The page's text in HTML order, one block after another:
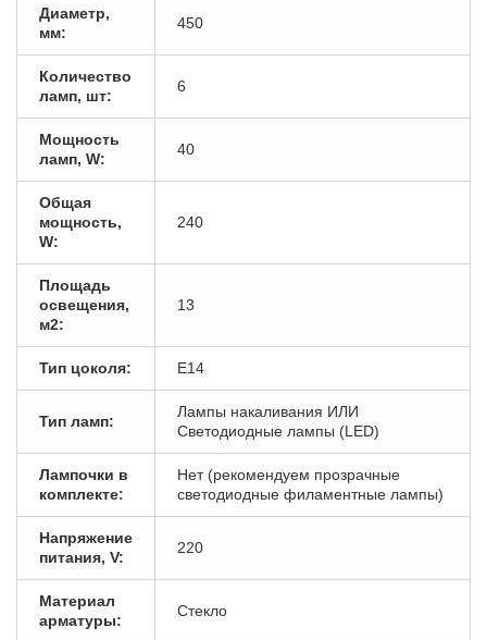
Диаметр,
мм:
450
Количество
ламп, шт:
6
Мощность
ламп, W:
40
Общая
мощность,
W:
240
Площадь
освещения,
м2:
13
Тип цоколя: E14
Тип ламп:
Лампы накаливания ИЛИ
Светодиодные лампы (LED)
Лампочки в
комплекте:
Нет (рекомендуем прозрачные
светодиодные филаментные лампы)
Напряжение
питания, V:
220
Материал
арматуры:
Стекло